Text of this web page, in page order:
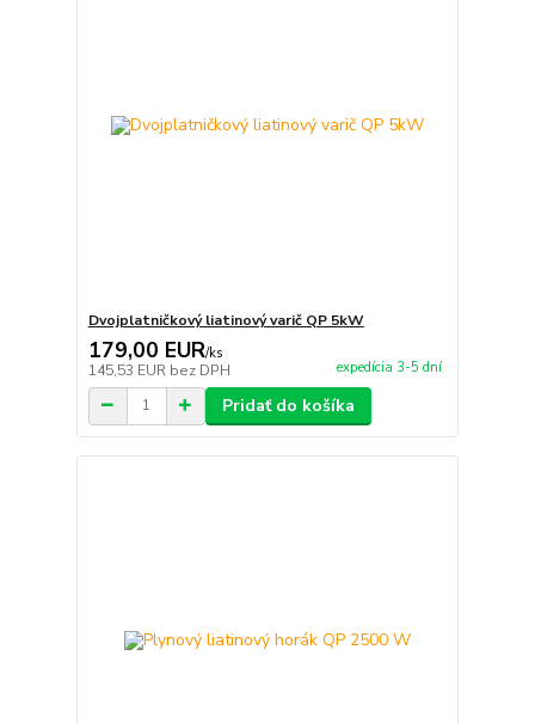
Dvojplatničkový liatinový varič QP 5kW
179,00 EUR/ks
145,53 EUR bez DPH expedícia 3-5 dní
Pridať do košíka